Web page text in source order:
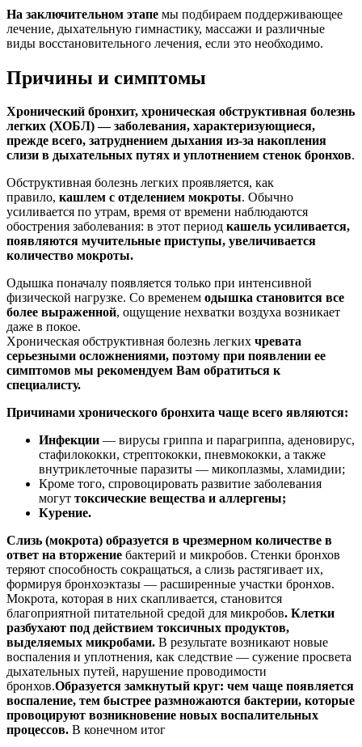
На заключительном этапе мы подбираем поддерживающее
лечение, дыхательную гимнастику, массажи и различные
виды восстановительного лечения, если это необходимо.
Причины и симптомы
Хронический бронхит, хроническая обструктивная болезнь
легких (ХОБЛ) — заболевания, характеризующиеся,
прежде всего, затруднением дыхания из-за накопления
слизи в дыхательных путях и уплотнением стенок бронхов.
Обструктивная болезнь легких проявляется, как
правило, кашлем с отделением мокроты. Обычно
усиливается по утрам, время от времени наблюдаются
обострения заболевания: в этот период кашель усиливается,
появляются мучительные приступы, увеличивается
количество мокроты.
Одышка поначалу появляется только при интенсивной
физической нагрузке. Со временем одышка становится все
более выраженной, ощущение нехватки воздуха возникает
даже в покое.
Хроническая обструктивная болезнь легких чревата
серьезными осложнениями, поэтому при появлении ее
симптомов мы рекомендуем Вам обратиться к
специалисту.
Причинами хронического бронхита чаще всего являются:
Инфекции — вирусы гриппа и парагриппа, аденовирус,
стафилококки, стрептококки, пневмококки, а также
внутриклеточные паразиты — микоплазмы, хламидии;
Кроме того, спровоцировать развитие заболевания
могут токсические вещества и аллергены;
Курение.
Слизь (мокрота) образуется в чрезмерном количестве в
ответ на вторжение бактерий и микробов. Стенки бронхов
теряют способность сокращаться, а слизь растягивает их,
формируя бронхоэктазы — расширенные участки бронхов.
Мокрота, которая в них скапливается, становится
благоприятной питательной средой для микробов. Клетки
разбухают под действием токсичных продуктов,
выделяемых микробами. В результате возникают новые
воспаления и уплотнения, как следствие — сужение просвета
дыхательных путей, нарушение проводимости
бронхов.Образуется замкнутый круг: чем чаще появляется
воспаление, тем быстрее размножаются бактерии, которые
провоцируют возникновение новых воспалительных
процессов. В конечном итог